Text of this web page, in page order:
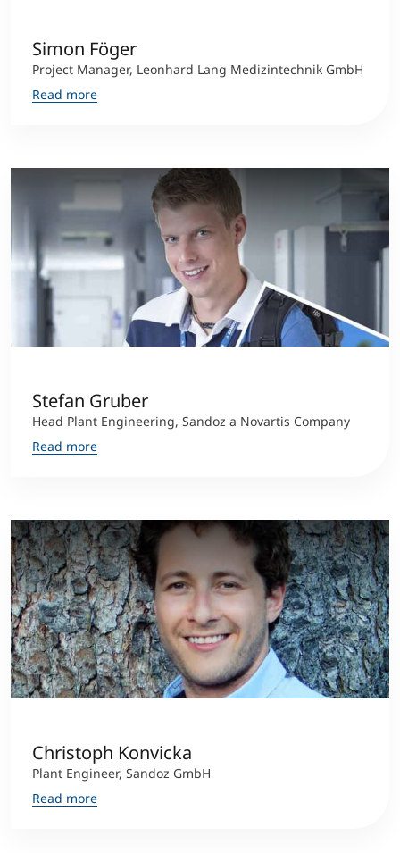
Simon Föger
Project Manager, Leonhard Lang Medizintechnik GmbH
Read more
Stefan Gruber
Head Plant Engineering, Sandoz a Novartis Company
Read more
Christoph Konvicka
Plant Engineer, Sandoz GmbH
Read more